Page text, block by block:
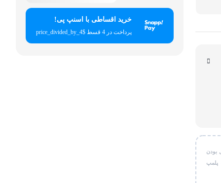
بودن
پلمپ
خرید اقساطی با اسنپ پی!
پرداخت در 4 قسط $price_divided_by_4